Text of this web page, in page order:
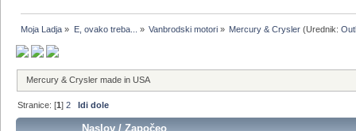
Moja Ladja » E, ovako treba... » Vanbrodski motori» Mercury & Crysler (Urednik:
Mercury & Crysler made in USA
Stranice: [1]2 Idi dole
Naslov /Započeo